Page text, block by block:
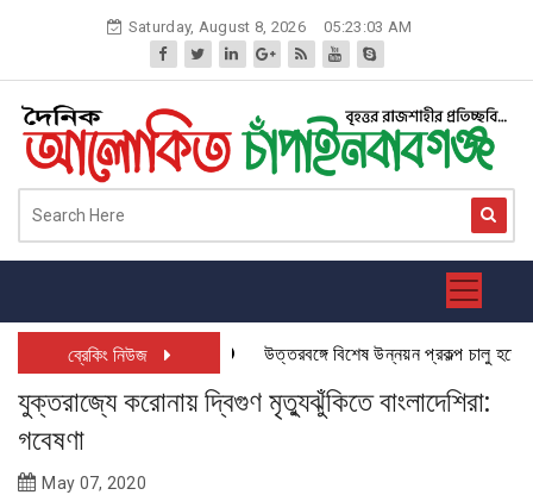
Saturday, August 8, 2026 05:23:04 AM
ব্রেকিং নিউজ উত্তরবঙ্গে বিশেষ উন্নয়ন প্রকল্প চালু হতে
যুক্তরাজ্যে করোনায় দ্বিগুণ মৃত্যুঝুঁকিতে বাংলাদেশিরা:
গবেষণা
May 07, 2020